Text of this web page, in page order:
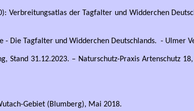
Verbreitungsatlas der Tagfalter und Widderchen
- Die Tagfalter und Widderchen Deutschlands. - Ulmer
31.12.2023. – Naturschutz-Praxis Artenschutz
Gebiet (Blumberg), Mai 2018.